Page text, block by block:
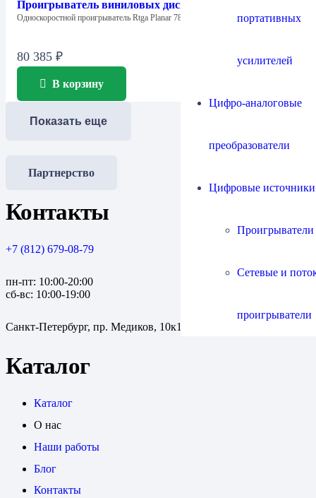
портативных
усилителей
Цифро-аналоговые
преобразователи
Цифровые источники
Сетевые и
проигрыватели
Проигрыватель виниловых дисков Rega Planar 78
Односкоростной проигрыватель Rtga Planar 78 предназначен…
80 385 ₽
В корзину
Показать еще
Партнерство
Контакты
+7 (812) 679-08-79
пн-пт: 10:00-20:00
сб-вс: 10:00-19:00
Санкт-Петербург, пр. Медиков, 10к1
Каталог
Каталог
О нас
Наши работы
Блог
Контакты